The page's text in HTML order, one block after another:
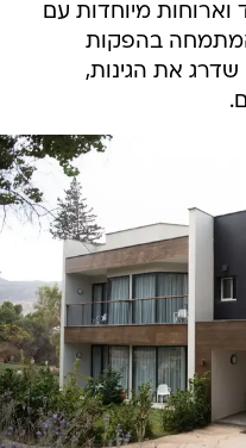
וארוחות מיוחדות עם
המתמחה בהפקות
שדרג את הגינות,